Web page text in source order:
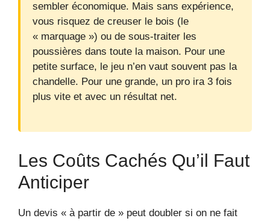
sembler économique. Mais sans expérience,
vous risquez de creuser le bois (le
« marquage ») ou de sous-traiter les
poussières dans toute la maison. Pour une
petite surface, le jeu n’en vaut souvent pas la
chandelle. Pour une grande, un pro ira 3 fois
plus vite et avec un résultat net.
Les Coûts Cachés Qu’il Faut
Anticiper
Un devis « à partir de » peut doubler si on ne fait